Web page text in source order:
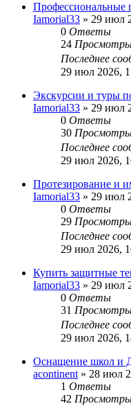
Iamorial33 » 29 июл
0 Ответы
24
Последнее
29 июл 2026,
Экскурсии и туры
Iamorial33 » 29 июл
0 Ответы
30
Последнее
29 июл 2026,
Протезирование и
Iamorial33 » 29 июл
0 Ответы
29
Последнее
29 июл 2026,
Купить защитные
Iamorial33 » 29 июл
0 Ответы
31
Последнее
29 июл 2026,
Оснащение школ и
acontinent » 28 июл
1 Ответы
42